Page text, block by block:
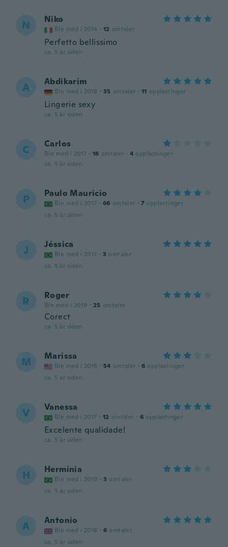
N Niko
Ble med i 2014 · 12 omtaler
Perfetto bellissimo
ca. 5 år siden
A Abdikarim
Ble med i 2018 · 35 omtaler · 11 opplastinger
Lingerie sexy
ca. 5 år siden
C Carlos
Ble med i 2017 · 16 omtaler · 4 opplastinger
ca. 5 år siden
P Paulo Mauricio
Ble med i 2017 · 66 omtaler · 7 opplastinger
ca. 5 år siden
J Jéssica
Ble med i 2017 · 3 omtaler
ca. 5 år siden
R Roger
Ble med i 2019 · 25 omtaler
Corect
ca. 5 år siden
M Marissa
Ble med i 2016 · 54 omtaler · 6 opplastinger
ca. 5 år siden
V Vanessa
Ble med i 2017 · 12 omtaler · 6 opplastinger
Excelente qualidade!
ca. 5 år siden
H Herminia
Ble med i 2019 · 3 omtaler
ca. 5 år siden
A Antonio
Ble med i 2018 · 6 omtaler
ca. 5 år siden